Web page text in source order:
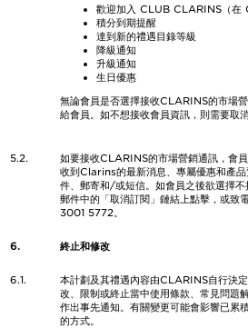
歡迎加入 CLUB CLARINS（在
積分到期提醒
達到新的禮遇目錄等級
降級通知
升級通知
生日優惠
無論會員是否選擇接收CLARINS的市場
給會員。如不想接收會員資訊，則需要取
5.2.
如要接收CLARINS的市場營銷通訊，會
收到Clarins的最新消息、專屬優惠和產
件、郵寄和/或短信。如會員之後欲選擇
郵件中的「取消訂閱」鏈結上點擊，或
3001 5772。
6. 終止和修改
6.1.
本計劃及其禮遇內容由CLARINS自行決
改、限制或終止當中使用條款、常見問題
作出事先通知。有關變更可能會影響已累
的方式。